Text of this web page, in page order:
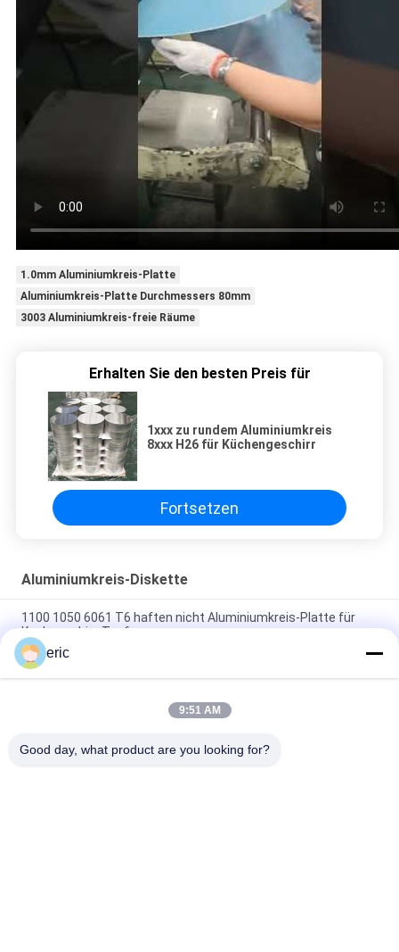
1.0mm Aluminiumkreis-Platte
Aluminiumkreis-Platte Durchmessers 80mm
3003 Aluminiumkreis-freie Räume
Erhalten Sie den besten Preis für
1xxx zu rundem Aluminiumkreis
8xxx H26 für Küchengeschirr
Fortsetzen
Aluminiumkreis-Diskette
1100 1050 6061 T6 haften nicht Aluminiumkreis-Platte für
Kochgeschirr-Topf
Runde Aluminiumplatte 3003 DC Aluminiumkreis für
Kochgeschirrherstellung
Haften Sie nicht runden Aluminiumkreis 1050 3003 5052 für
eric
9:51 AM
Good day, what product are you looking for?